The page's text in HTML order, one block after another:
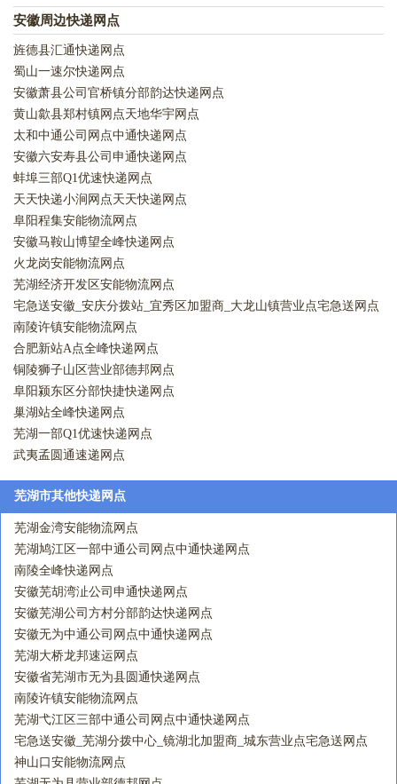
安徽周边快递网点
旌德县汇通快递网点
蜀山一速尔快递网点
安徽萧县公司官桥镇分部韵达快递网点
黄山歙县郑村镇网点天地华宇网点
太和中通公司网点中通快递网点
安徽六安寿县公司申通快递网点
蚌埠三部Q1优速快递网点
天天快递小涧网点天天快递网点
阜阳程集安能物流网点
安徽马鞍山博望全峰快递网点
火龙岗安能物流网点
芜湖经济开发区安能物流网点
宅急送安徽_安庆分拨站_宜秀区加盟商_大龙山镇营业点宅急送网点
南陵许镇安能物流网点
合肥新站A点全峰快递网点
铜陵狮子山区营业部德邦网点
阜阳颍东区分部快捷快递网点
巢湖站全峰快递网点
芜湖一部Q1优速快递网点
武夷孟圆通速递网点
芜湖市其他快递网点
芜湖金湾安能物流网点
芜湖鸠江区一部中通公司网点中通快递网点
南陵全峰快递网点
安徽芜胡湾沚公司申通快递网点
安徽芜湖公司方村分部韵达快递网点
安徽无为中通公司网点中通快递网点
芜湖大桥龙邦速运网点
安徽省芜湖市无为县圆通快递网点
南陵许镇安能物流网点
芜湖弋江区三部中通公司网点中通快递网点
宅急送安徽_芜湖分拨中心_镜湖北加盟商_城东营业点宅急送网点
神山口安能物流网点